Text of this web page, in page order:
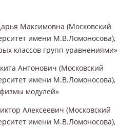
Максимовна (Московский
имени М.В.Ломоносова),
классов групп уравнениями»
Антонович (Московский
имени М.В.Ломоносова),
модулей»
Алексеевич (Московский
имени М.В.Ломоносова),